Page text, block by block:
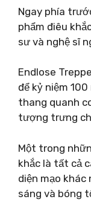
Ngay phía
phẩm điêu
sư và nghệ sĩ
Endlose
để kỷ niệm
thang quanh
tượng trưng
Một trong
khắc là tất cả
diện mạo
sáng và bóng